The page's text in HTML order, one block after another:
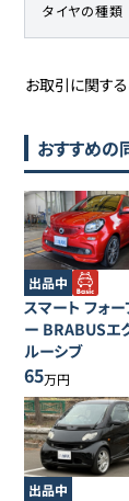
タイヤの種類
お取引に関す
おすすめの
出品中
スマート フォー
ー BRABUSエ
ルーシブ
65万円
出品中